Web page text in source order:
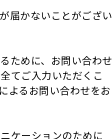
届かないことがござい
ために、お問い合わせ
てご入力いただくこ
よるお問い合わせをお
ケーションのために